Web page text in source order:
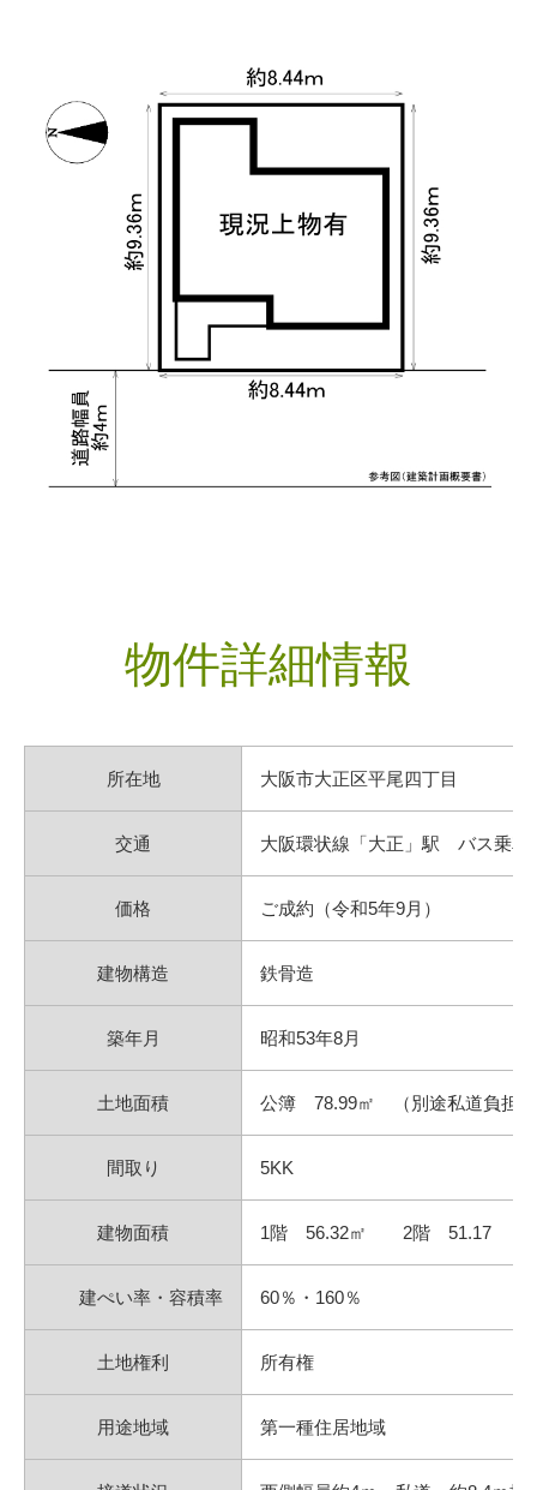
物件詳細情報
所在地 大阪市大正区平尾四丁目
交通 大阪環状線「大正」駅 バス乗
価格 ご成約（令和5年9月）
建物構造 鉄骨造
築年月 昭和53年8月
土地面積 公簿 78.99㎡ （別途私道負担
間取り 5KK
建物面積 1階 56.32㎡ 2階 51.17
建ぺい率・容積率 60％・160％
土地権利 所有権
用途地域 第一種住居地域